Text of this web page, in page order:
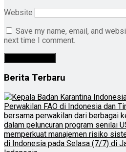
Website
Save my name, email, and
next time I comment.
Berita Terbaru